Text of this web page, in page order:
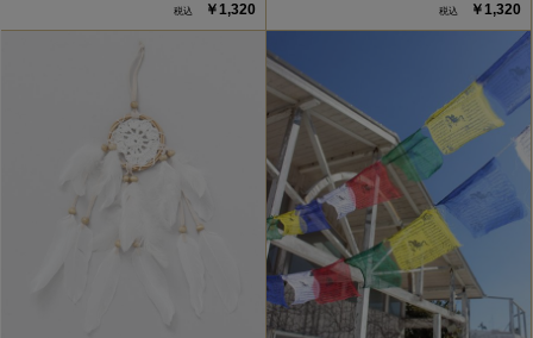
￥1,320 ￥1,320